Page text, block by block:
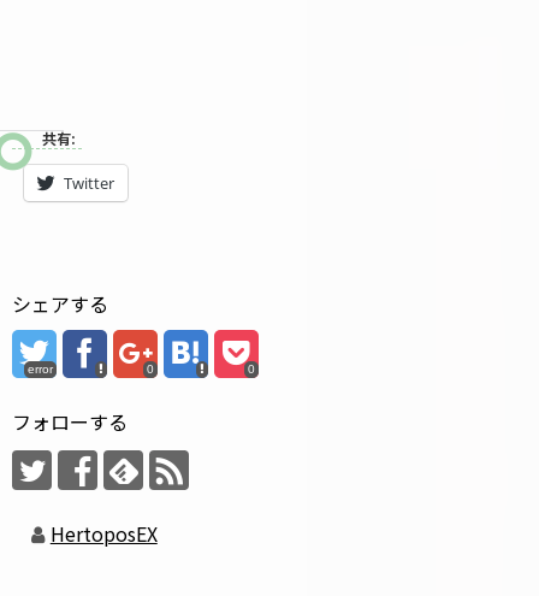
共有:
Twitter
シェアする
error 0 0
フォローする
HertoposEX